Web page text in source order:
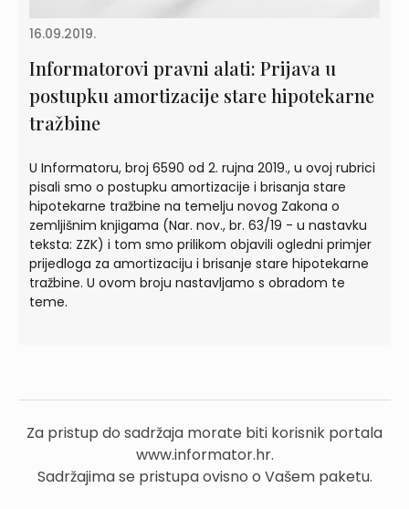
16.09.2019.
Informatorovi pravni alati: Prijava u
postupku amortizacije stare hipotekarne
tražbine
U Informatoru, broj 6590 od 2. rujna 2019., u ovoj rubrici
pisali smo o postupku amortizacije i brisanja stare
hipotekarne tražbine na temelju novog Zakona o
zemljišnim knjigama (Nar. nov., br. 63/19 - u nastavku
teksta: ZZK) i tom smo prilikom objavili ogledni primjer
prijedloga za amortizaciju i brisanje stare hipotekarne
tražbine. U ovom broju nastavljamo s obradom te
teme.
Za pristup do sadržaja morate biti korisnik portala
www.informator.hr.
Sadržajima se pristupa ovisno o Vašem paketu.